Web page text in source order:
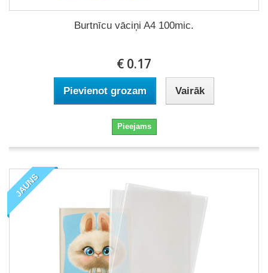
Burtnīcu vāciņi A4 100mic.
€ 0.17
Pievienot grozam Vairāk
Pieejams
JAUNS